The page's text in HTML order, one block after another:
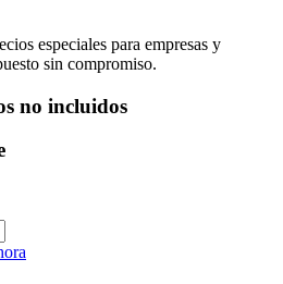
especiales para empresas y
sin compromiso.
no incluidos